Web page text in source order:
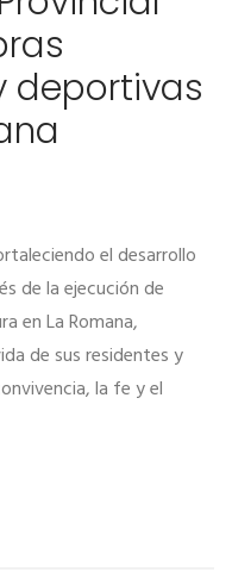
deportivas
el desarrollo
de la ejecución de
en La Romana,
de sus residentes y
la fe y el